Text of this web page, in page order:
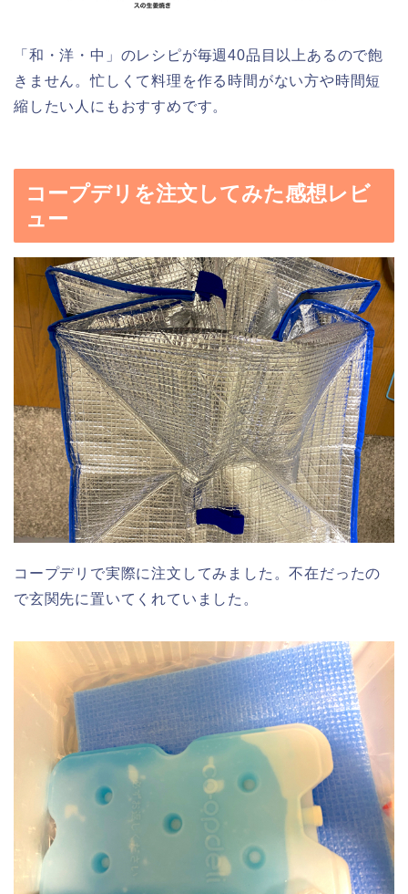
「和・洋・中」のレシピが毎週40品目以上あるので飽
きません。忙しくて料理を作る時間がない方や時間短
縮したい人にもおすすめです。
コープデリを注文してみた感想レビ
ュー
コープデリで実際に注文してみました。不在だったの
で玄関先に置いてくれていました。